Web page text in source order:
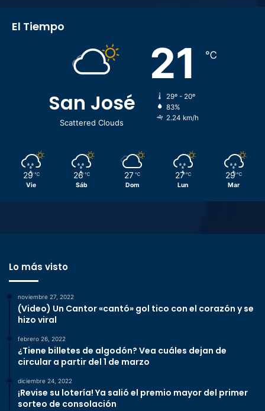
El Tiempo
San José
Scattered Clouds
21 ℃
29º - 20º
83%
2.24 km/h
29 ℃
Vie
26 ℃
Sáb
27 ℃
Dom
27 ℃
Lun
29 ℃
Mar
Lo más visto
noviembre 27, 2022
(Video) Un Cantor «cantó» gol tico con el corazón y se
hizo viral
febrero 26, 2022
¿Tiene billetes de algodón? Vea cuáles dejan de
circular a partir del 1 de marzo
diciembre 24, 2022
¡Revise su lotería! Ya salió el premio mayor del primer
sorteo de consolación